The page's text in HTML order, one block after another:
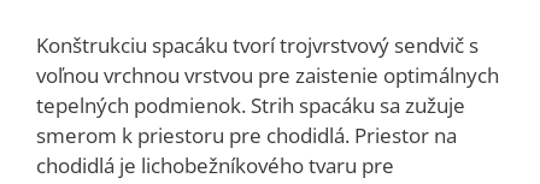
Konštrukciu spacáku tvorí trojvrstvový sendvič s
voľnou vrchnou vrstvou pre zaistenie optimálnych
tepelných podmienok. Strih spacáku sa zužuje
smerom k priestoru pre chodidlá. Priestor na
chodidlá je lichobežníkového tvaru pre